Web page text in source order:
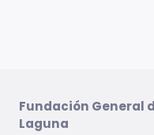
Fundación General
Laguna